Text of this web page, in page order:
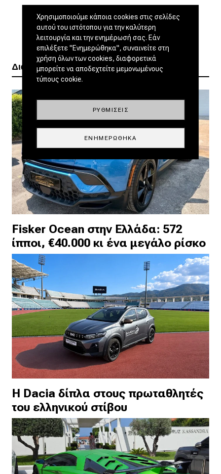
Διαβάστε ακόμα
Fisker Ocean στην Ελλάδα: 572
ίπποι, €40.000 κι ένα μεγάλο ρίσκο
H Dacia δίπλα στους πρωταθλητές
του ελληνικού στίβου
Χρησιμοποιούμε κάποια cookies στις σελίδες
αυτού του ιστότοπου για την καλύτερη
λειτουργία και την ενημέρωσή σας. Εάν
επιλέξετε "Ενημερώθηκα", συναινείτε στη
χρήση όλων των cookies, διαφορετικά
μπορείτε να αποδεχτείτε μεμονωμένους
τύπους cookie.
ΡΥΘΜΊΣΕΙΣ
ΕΝΗΜΕΡΏΘΗΚΑ